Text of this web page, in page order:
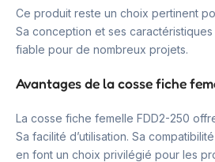
Ce produit reste un choix pertinent
Sa conception et ses
fiable pour de nombreux projets.
Avantages de la cosse fiche
La cosse fiche femelle FDD2-250
Sa facilité d’utilisation. Sa
en font un choix privilégié pour les